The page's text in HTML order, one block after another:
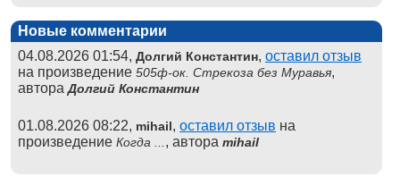
Новые комментарии
04.08.2026 01:54, Долгий Константин, оставил отзыв
на произведение 505ф-ок. Стрекоза без Муравья,
автораДолгий Константин
01.08.2026 08:22, mihail, оставил отзыв на
произведение Когда ... , автора mihail